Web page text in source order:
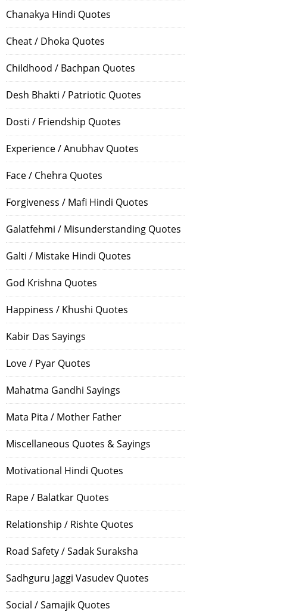
Chanakya Hindi Quotes
Cheat / Dhoka Quotes
Childhood / Bachpan Quotes
Desh Bhakti / Patriotic Quotes
Dosti / Friendship Quotes
Experience / Anubhav Quotes
Face / Chehra Quotes
Forgiveness / Mafi Hindi Quotes
Galatfehmi / Misunderstanding Quotes
Galti / Mistake Hindi Quotes
God Krishna Quotes
Happiness / Khushi Quotes
Kabir Das Sayings
Love / Pyar Quotes
Mahatma Gandhi Sayings
Mata Pita / Mother Father
Miscellaneous Quotes & Sayings
Motivational Hindi Quotes
Rape / Balatkar Quotes
Relationship / Rishte Quotes
Road Safety / Sadak Suraksha
Sadhguru Jaggi Vasudev Quotes
Social / Samajik Quotes